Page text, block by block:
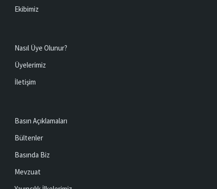
Ekibimiz
Nasıl Üye Olunur?
Üyelerimiz
İletişim
Basın Açıklamaları
Bültenler
Basında Biz
Mevzuat